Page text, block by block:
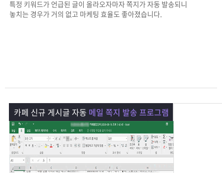
합
프
램
베
이
는?
그
램
구
매
료
프
로
그
맞
춤
상
품
고
객
센
마
이
파
특정 키워드가 언급된 글이 올라오자마자 쪽지가 자동 발송되니
놓치는 경우가 거의 없고 마케팅 효율도 좋아졌습니다.
카페 신규 게시글 자동 메일 쪽지 발송 프로그램